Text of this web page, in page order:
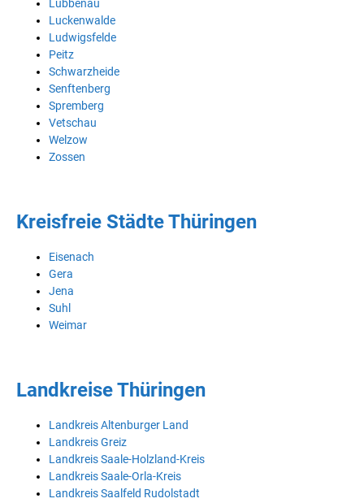
Lübbenau
Luckenwalde
Ludwigsfelde
Peitz
Schwarzheide
Senftenberg
Spremberg
Vetschau
Welzow
Zossen
Kreisfreie Städte Thüringen
Eisenach
Gera
Jena
Suhl
Weimar
Landkreise Thüringen
Landkreis Altenburger Land
Landkreis Greiz
Landkreis Saale-Holzland-Kreis
Landkreis Saale-Orla-Kreis
Landkreis Saalfeld Rudolstadt